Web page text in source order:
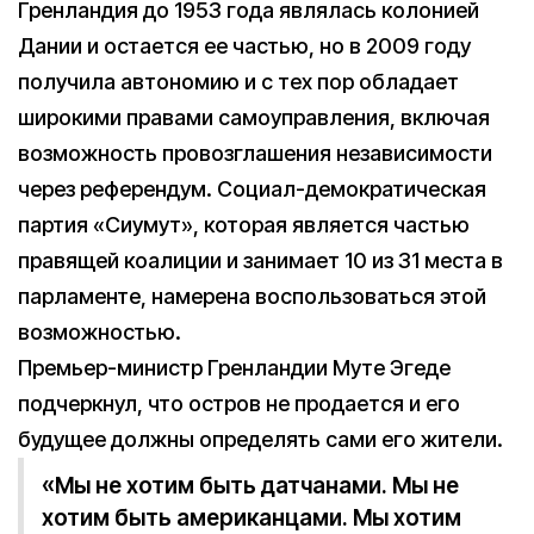
Гренландия до 1953 года являлась колонией
Дании и остается ее частью, но в 2009 году
получила автономию и с тех пор обладает
широкими правами самоуправления, включая
возможность провозглашения независимости
через референдум. Социал-демократическая
партия «Сиумут», которая является частью
правящей коалиции и занимает 10 из 31 места в
парламенте, намерена воспользоваться этой
возможностью.
Премьер-министр Гренландии Муте Эгеде
подчеркнул, что остров не продается и его
будущее должны определять сами его жители.
«Мы не хотим быть датчанами. Мы не
хотим быть американцами. Мы хотим